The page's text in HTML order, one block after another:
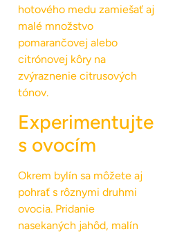
hotového medu zamiešať aj
malé množstvo
pomarančovej alebo
citrónovej kôry na
zvýraznenie citrusových
tónov.
Experimentujte
s ovocím
Okrem bylín sa môžete aj
pohrať s rôznymi druhmi
ovocia. Pridanie
nasekaných jahôd, malín